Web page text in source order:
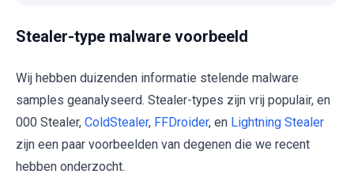
Stealer-type malware voorbeeld
Wij hebben duizenden informatie stelende malware
samples geanalyseerd. Stealer-types zijn vrij populair, en
000 Stealer, ColdStealer, FFDroider, en Lightning Stealer
zijn een paar voorbeelden van degenen die we recent
hebben onderzocht.